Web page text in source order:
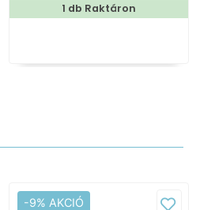
1 db Raktáron
-9% AKCIÓ